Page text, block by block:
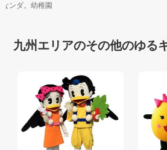
なンダ。幼稚園
九州エリアのその他のゆる